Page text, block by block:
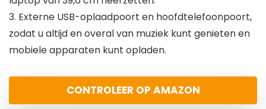
3. Externe USB-oplaadpoort en hoofdtelefoonpoort,
zodat u altijd en overal van muziek kunt genieten en
mobiele apparaten kunt opladen.
CONTROLEER OP AMAZON